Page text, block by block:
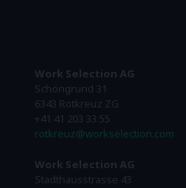
Work Selection AG
Schöngrund 31
6343 Rotkreuz ZG
+41 41 203 33 55
rotkreuz@workselection.com
Work Selection AG
Stadthausstrasse 43